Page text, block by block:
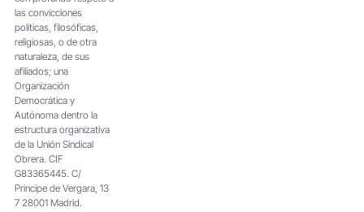
las convicciones
políticas, filosóficas,
religiosas, o de otra
naturaleza, de sus
afiliados; una
Organización
Democrática y
Autónoma dentro la
estructura organizativa
de la Unión Sindical
Obrera. CIF
G83365445. C/
Principe de Vergara, 13
7 28001 Madrid.